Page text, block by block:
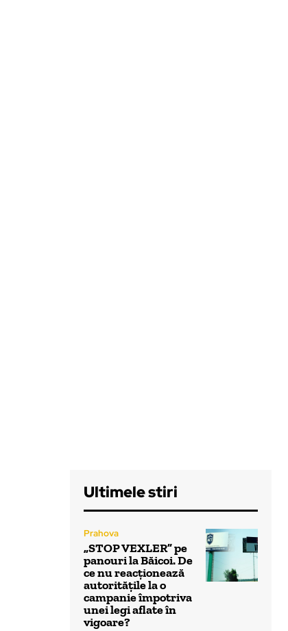
Ultimele stiri
Prahova
„STOP VEXLER” pe
panouri la Băicoi. De
ce nu reacționează
autoritățile la o
campanie împotriva
unei legi aflate în
vigoare?